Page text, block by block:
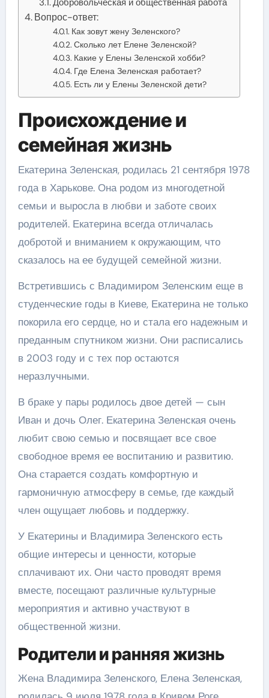
Вопрос-ответ:
Как зовут жену Зеленского?
Сколько лет Елене Зеленской?
Какие у Елены Зеленской хобби?
Где Елена Зеленская работает?
Есть ли у Елены Зеленской дети?
Происхождение и
семейная жизнь
Екатерина Зеленская, родилась 21 сентября 1978
года в Харькове. Она родом из многодетной
семьи и выросла в любви и заботе своих
родителей. Екатерина всегда отличалась
добротой и вниманием к окружающим, что
сказалось на ее будущей семейной жизни.
Встретившись с Владимиром Зеленским еще в
студенческие годы в Киеве, Екатерина не только
покорила его сердце, но и стала его надежным и
преданным спутником жизни. Они расписались
в 2003 году и с тех пор остаются
неразлучными.
В браке у пары родилось двое детей — сын
Иван и дочь Олег. Екатерина Зеленская очень
любит свою семью и посвящает все свое
свободное время ее воспитанию и развитию.
Она старается создать комфортную и
гармоничную атмосферу в семье, где каждый
член ощущает любовь и поддержку.
У Екатерины и Владимира Зеленского есть
общие интересы и ценности, которые
сплачивают их. Они часто проводят время
вместе, посещают различные культурные
мероприятия и активно участвуют в
общественной жизни.
Родители и ранняя жизнь
Жена Владимира Зеленского, Елена Зеленская,